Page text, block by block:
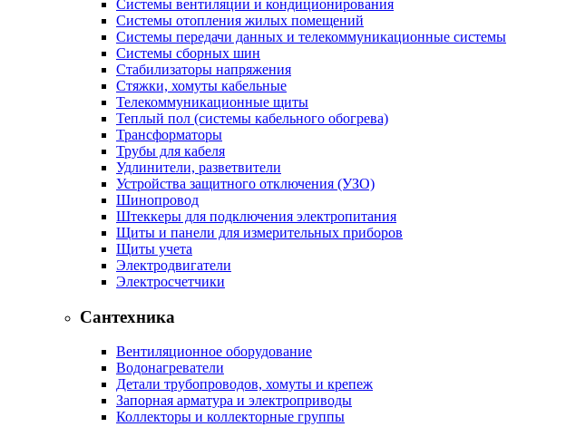
Системы вентиляции и кондиционирования
Системы отопления жилых помещений
Системы передачи данных и телекоммуникационные системы
Системы сборных шин
Стабилизаторы напряжения
Стяжки, хомуты кабельные
Телекоммуникационные щиты
Теплый пол (системы кабельного обогрева)
Трансформаторы
Трубы для кабеля
Удлинители, разветвители
Устройства защитного отключения (УЗО)
Шинопровод
Штеккеры для подключения электропитания
Щиты и панели для измерительных приборов
Щиты учета
Электродвигатели
Электросчетчики
Сантехника
Вентиляционное оборудование
Водонагреватели
Детали трубопроводов, хомуты и крепеж
Запорная арматура и электроприводы
Коллекторы и коллекторные группы